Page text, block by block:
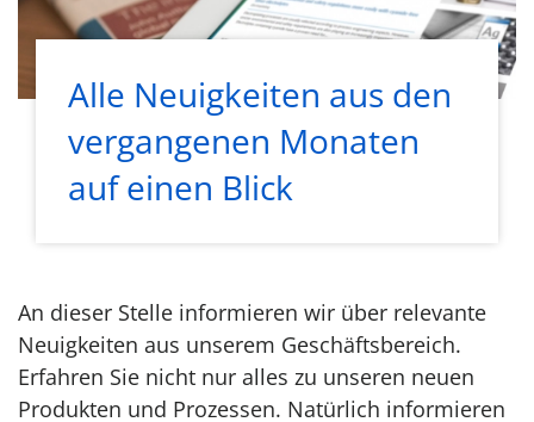
Alle Neuigkeiten aus den
vergangenen Monaten
auf einen Blick
An dieser Stelle informieren wir über relevante
Neuigkeiten aus unserem Geschäftsbereich.
Erfahren Sie nicht nur alles zu unseren neuen
Produkten und Prozessen. Natürlich informieren